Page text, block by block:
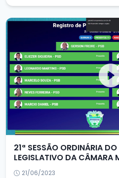
21ª SESSÃO ORDINÁRIA DO
LEGISLATIVO DA CÂMARA
FORQUILHA/CE
21/06/2023